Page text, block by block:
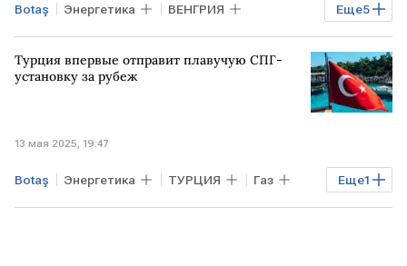
Еще5
Botaş Энергетика ВЕНГРИЯ
ТУРЦИЯ Газопровод "Турецкий поток"
MVM Петер Сийярто
Турция впервые отправит плавучую СПГ-
установку за рубеж
13 мая 2025, 19:47
Еще1
Botaş Энергетика ТУРЦИЯ Газ
СПГ